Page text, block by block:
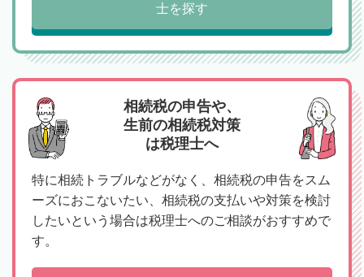
士を探す
相続税の申告や、
生前の相続税対策
は税理士へ
特に相続トラブルなどがなく、相続税の申告をスム
ーズにおこないたい、相続税の支払いや対策を検討
したいという場合は税理士へのご相談がおすすめで
す。